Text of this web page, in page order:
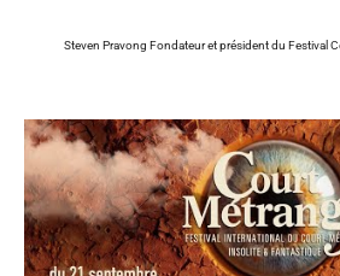
Steven Pravong Fondateur et président du Festival